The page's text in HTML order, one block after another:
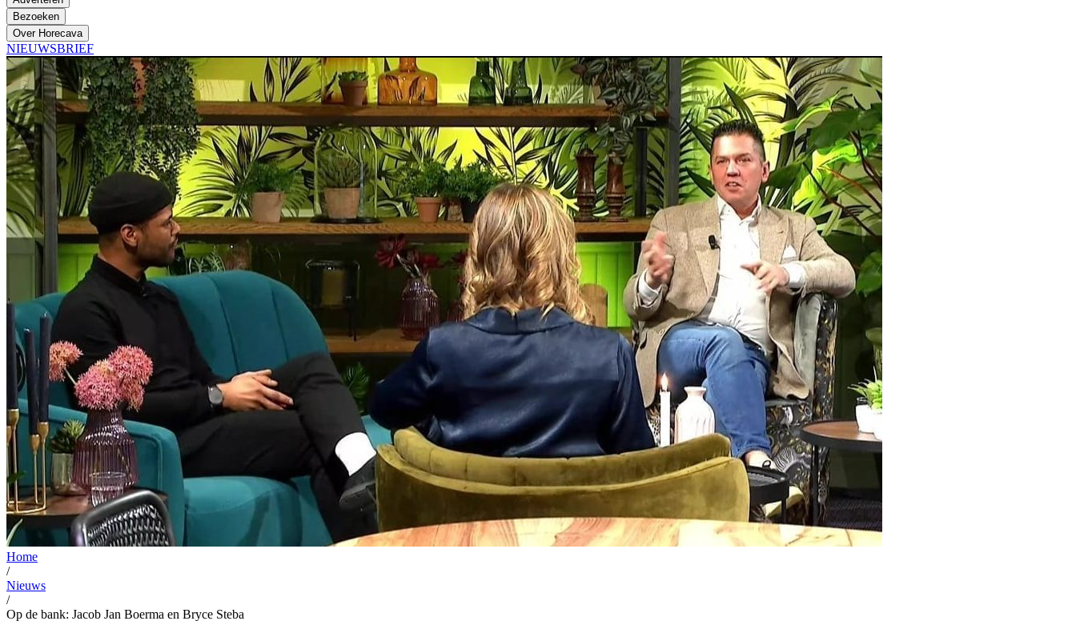
Bezoeken
Over Horecava
NIEUWSBRIEF
Home
/
Nieuws
/
Op de bank: Jacob Jan Boerma en Bryce Steba